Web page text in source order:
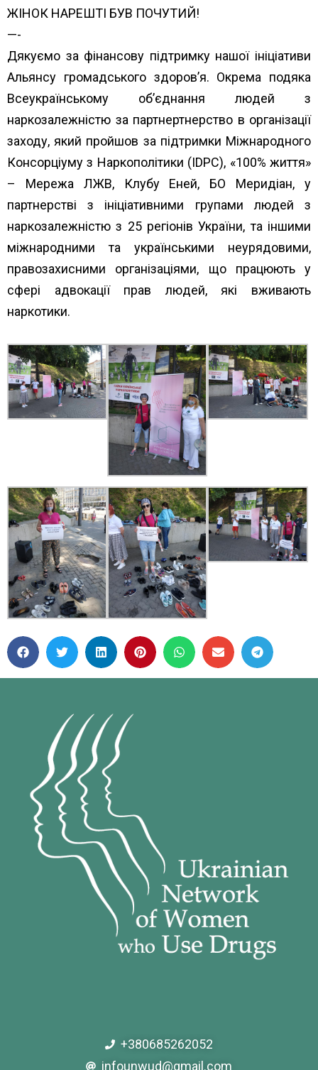
ЖІНОК НАРЕШТІ БУВ ПОЧУТИЙ!
—-
Дякуємо за фінансову підтримку нашої ініціативи
Альянсу громадського здоров’я. Окрема подяка
Всеукраїнському об’єднання людей з
наркозалежністю за партнертнерство в організації
заходу, який пройшов за підтримки Міжнародного
Консорціуму з Наркополітики (IDPC), «100% життя»
– Мережа ЛЖВ, Клубу Еней, БО Меридіан, у
партнерстві з ініціативними групами людей з
наркозалежністю з 25 регіонів України, та іншими
міжнародними та українськими неурядовими,
правозахисними організаціями, що працюють у
сфері адвокації прав людей, які вживають
наркотики.
+380685262052
infounwud@gmail.com